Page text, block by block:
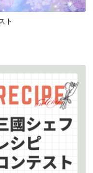
ト